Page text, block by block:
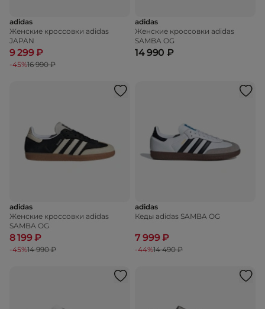
adidas
Женские кроссовки adidas
JAPAN
9 299 ₽
-45%16 990 ₽
adidas
Женские кроссовки adidas
SAMBA OG
14 990 ₽
adidas
Женские кроссовки adidas
SAMBA OG
8 199 ₽
-45%14 990 ₽
adidas
Кеды adidas SAMBA OG
7 999 ₽
-44%14 490 ₽